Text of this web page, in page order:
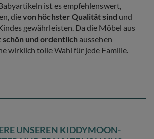
ist es empfehlenswert,
dievon höchster Qualität sind und
gewährleisten. Da die Möbel aus
schön und ordentlich aussehen
wirklich tolle Wahl für jede Familie.
UNSEREN KIDDYMOON-